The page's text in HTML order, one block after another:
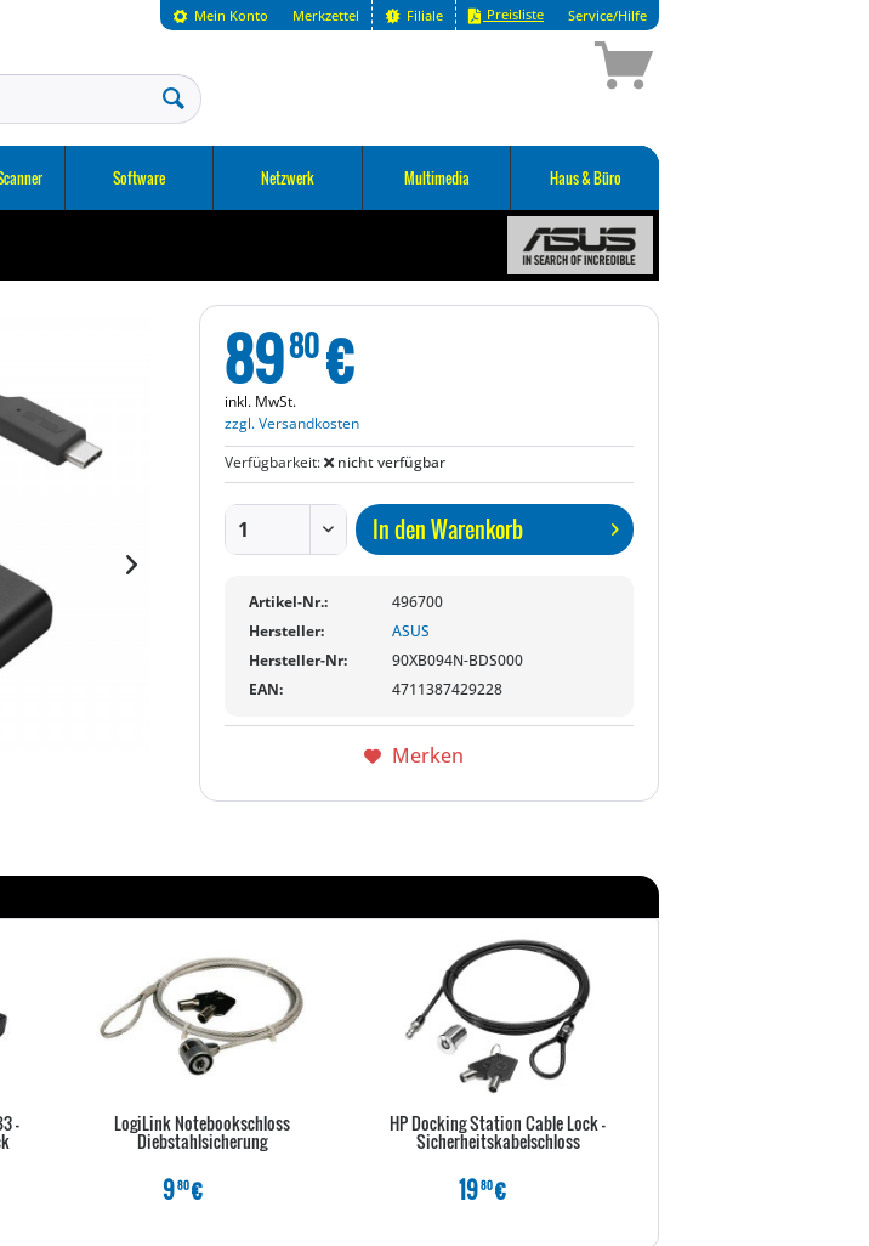
Mein Konto Merkzettel Filiale Preisliste Service/Hilfe
Software Netzwerk Multimedia Haus & Büro
8980€
inkl. MwSt.
zzgl. Versandkosten
Verfügbarkeit:
nicht verfügbar
In denWarenkorb
Artikel-Nr.:
496700
Hersteller:
ASUS
Hersteller-Nr:
90XB094N-BDS000
EAN:
4711387429228
Merken
- LogiLink Notebookschloss
Diebstahlsicherung
980€
HP Docking Station Cable Lock -
Sicherheitskabelschloss
1980€